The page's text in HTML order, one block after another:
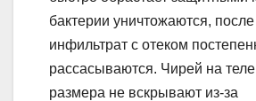
бактерии уничтожаются,
инфильтрат с отеком
рассасываются. Чирей на
размера не вскрывают из-за